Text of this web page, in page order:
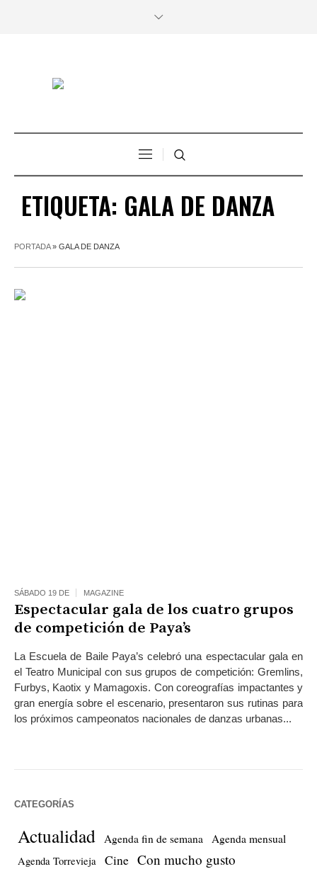
ETIQUETA: GALA DE DANZA
PORTADA» GALA DE DANZA
SÁBADO 19 DE MAGAZINE
Espectacular gala de los cuatro grupos
de competición de Paya’s
La Escuela de Baile Paya’s celebró una espectacular gala en
el Teatro Municipal con sus grupos de competición: Gremlins,
Furbys, Kaotix y Mamagoxis. Con coreografías impactantes y
gran energía sobre el escenario, presentaron sus rutinas para
los próximos campeonatos nacionales de danzas urbanas...
CATEGORÍAS
Actualidad Agenda fin de semana Agenda mensual
Agenda Torrevieja Cine Con mucho gusto